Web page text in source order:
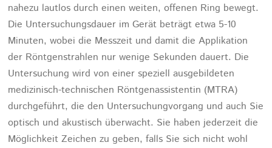
nahezu lautlos durch einen weiten, offenen Ring bewegt.
Die Untersuchungsdauer im Gerät beträgt etwa 5-10
Minuten, wobei die Messzeit und damit die Applikation
der Röntgenstrahlen nur wenige Sekunden dauert. Die
Untersuchung wird von einer speziell ausgebildeten
medizinisch-technischen Röntgenassistentin (MTRA)
durchgeführt, die den Untersuchungvorgang und auch Sie
optisch und akustisch überwacht. Sie haben jederzeit die
Möglichkeit Zeichen zu geben, falls Sie sich nicht wohl